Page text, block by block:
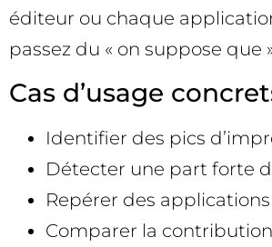
éditeur ou chaque
passez du « on suppose
Cas d’usage
Identifier des pics
Détecter une part forte
Repérer des
Comparer la